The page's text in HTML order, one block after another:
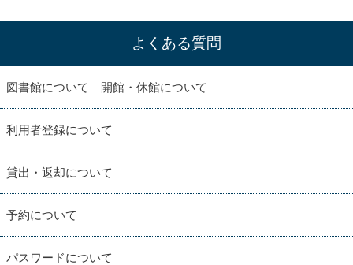
よくある質問
図書館について 開館・休館について
利用者登録について
貸出・返却について
予約について
パスワードについて